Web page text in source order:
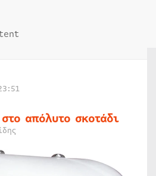
απόλυτο σκοτάδι